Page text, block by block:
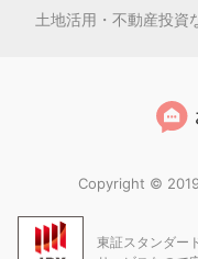
土地活用・不動産投資
Copyright ©
東証スタンダー